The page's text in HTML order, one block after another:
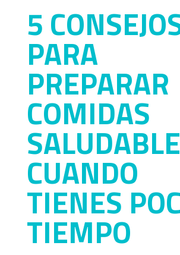
5
PARA
PREPARAR
COMIDAS
CUANDO
TIENES
TIEMPO